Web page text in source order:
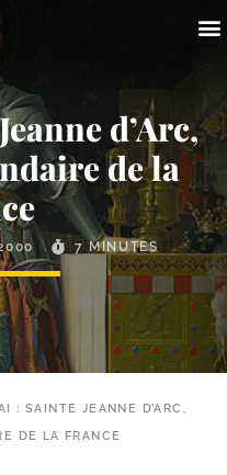
d’Arc,
de la
7 MINUTES
: SAINTE JEANNE D’ARC,
DE LA FRANCE